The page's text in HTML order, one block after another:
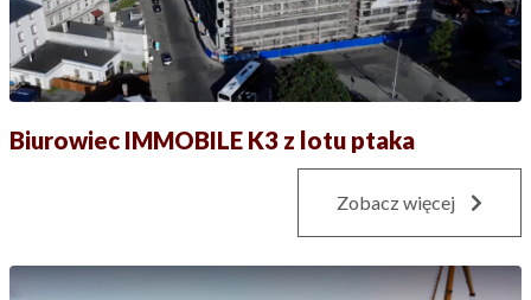
Biurowiec IMMOBILE K3 z lotu ptaka
Zobacz więcej